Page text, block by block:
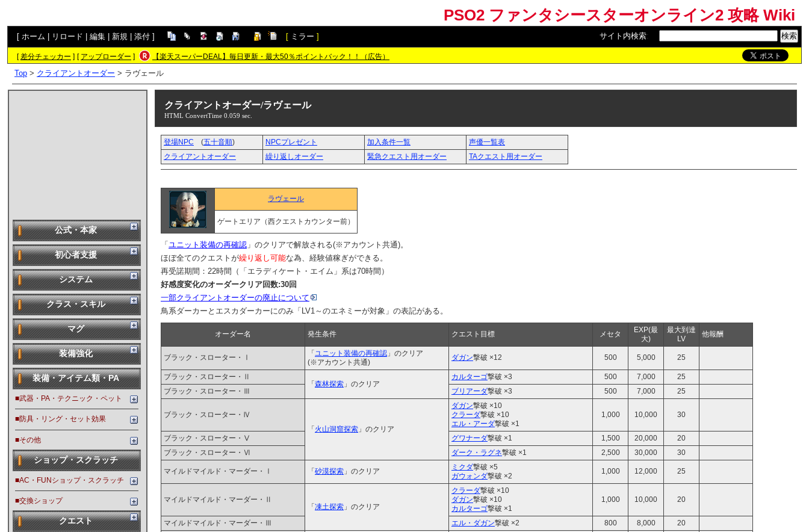
PSO2 ファンタシースターオンライン2 攻略 Wiki
[ ホーム リロード 編集 新規 添付 ] [ ミラー ] サイト内検索:
[差分チェッカー ] [ アップローダー ] 【楽天スーパーDEAL】毎日更新・最大50％ポイントバック！！（広告）
Top > クライアントオーダー > ラヴェール
公式・本家
初心者支援
システム
クラス・スキル
マグ
装備強化
装備・アイテム類・PA
■武器・PA・テクニック・ペット
■防具・リング・セット効果
■その他
ショップ・スクラッチ
■AC・FUNショップ・スクラッチ
■交換ショップ
クエスト
クライアントオーダー/ラヴェール
HTML ConvertTime 0.059 sec.
登場NPC (五十音順) NPCプレゼント 加入条件一覧
声優一覧表
クライアントオーダー
繰り返しオーダー 緊急クエスト用オーダー TAクエスト用オーダー
ラヴェール
ゲートエリア（西クエストカウンター前）
「ユニット装備の再確認 」のクリアで解放される(※アカウント共通)。
ほぼ全てのクエストが繰り返し可能な為、経験値稼ぎができる。
再受諾期間：22時間（「エラディケート・エイム」系は70時間）
好感度変化のオーダークリア回数:30回
一部クライアントオーダーの廃止について
鳥系ダーカーとエスカダーカーにのみ「LV1～のエネミーが対象」の表記がある。
オーダー名 発生条件 クエスト目標 メセタ
EXP(最
大)
最大到達
LV
他報酬
ブラック・スローター・Ⅰ 「 ユニット装備の再確認 」のクリア
(※アカウント共通)
ダガン撃破 ×12 500 5,000 25
ブラック・スローター・Ⅱ
「森林探索 」のクリア
カルターゴ撃破 ×3 500 7,000
25
ブラック・スローター・Ⅲ
ブリアーダ撃破 ×3 500 7,000 25
ブラック・スローター・Ⅳ
「火山洞窟探索 」のクリア
ダガン撃破 ×10
クラーダ撃破 ×10
エル・アーダ撃破 ×1
1,000 10,000 30
ブラック・スローター・Ⅴ グワナーダ撃破 ×1 1,500 20,000
20
ブラック・スローター・Ⅵ
ダーク・ラグネ撃破 ×1 2,500 30,000 30
マイルドマイルド・マーダー・Ⅰ 「砂漠探索 」のクリア ミクダ撃破 ×5
ガウォンダ撃破 ×2
1,000 12,000 25
マイルドマイルド・マーダー・Ⅱ
「凍土探索 」のクリア
クラーダ撃破 ×10
ダガン撃破 ×10
カルターゴ撃破 ×1
1,000 10,000 20
マイルドマイルド・マーダー・Ⅲ エル・ダガン撃破 ×2 800 8,000 20